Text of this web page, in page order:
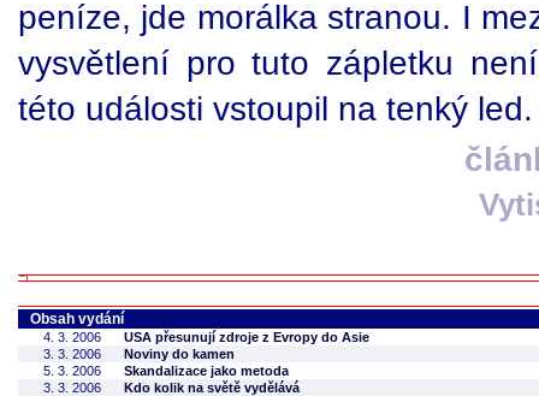
peníze, jde morálka stranou. I
vysvětlení pro tuto zápletku
této události vstoupil na tenký led.
Obsah vydání
4. 3. 2006
USA přesunují zdroje z Evropy do Asie
3. 3. 2006
Noviny do kamen
5. 3. 2006
Skandalizace jako metoda
3. 3. 2006
Kdo kolik na světě vydělává